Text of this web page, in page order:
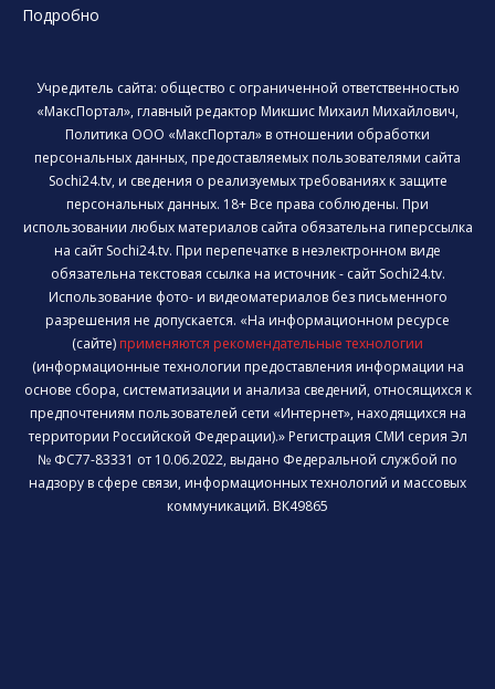
Подробно
Учредитель сайта: общество с ограниченной ответственностью
«МаксПортал», главный редактор Микшис Михаил Михайлович,
Политика ООО «МаксПортал» в отношении обработки
персональных данных, предоставляемых пользователями сайта
Sochi24.tv, и сведения о реализуемых требованиях к защите
персональных данных. 18+ Все права соблюдены. При
использовании любых материалов сайта обязательна гиперссылка
на сайт Sochi24.tv. При перепечатке в неэлектронном виде
обязательна текстовая ссылка на источник - сайт Sochi24.tv.
Использование фото- и видеоматериалов без письменного
разрешения не допускается. «На информационном ресурсе
(сайте) применяются рекомендательные технологии
(информационные технологии предоставления информации на
основе сбора, систематизации и анализа сведений, относящихся к
предпочтениям пользователей сети «Интернет», находящихся на
территории Российской Федерации).» Регистрация СМИ серия Эл
№ ФС77-83331 от 10.06.2022, выдано Федеральной службой по
надзору в сфере связи, информационных технологий и массовых
коммуникаций. ВК49865